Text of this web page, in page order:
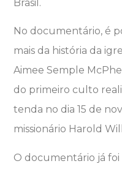
Brasil.
No documentário, é
mais da história da
Aimee Semple
do primeiro culto
tenda no dia 15 de
missionário Harold
O documentário já